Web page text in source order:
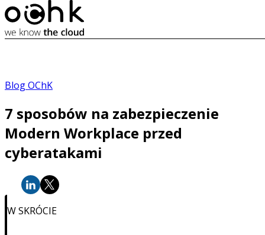
Blog OChK
7 sposobów na zabezpieczenie
Modern Workplace przed
cyberatakami
W SKRÓCIE